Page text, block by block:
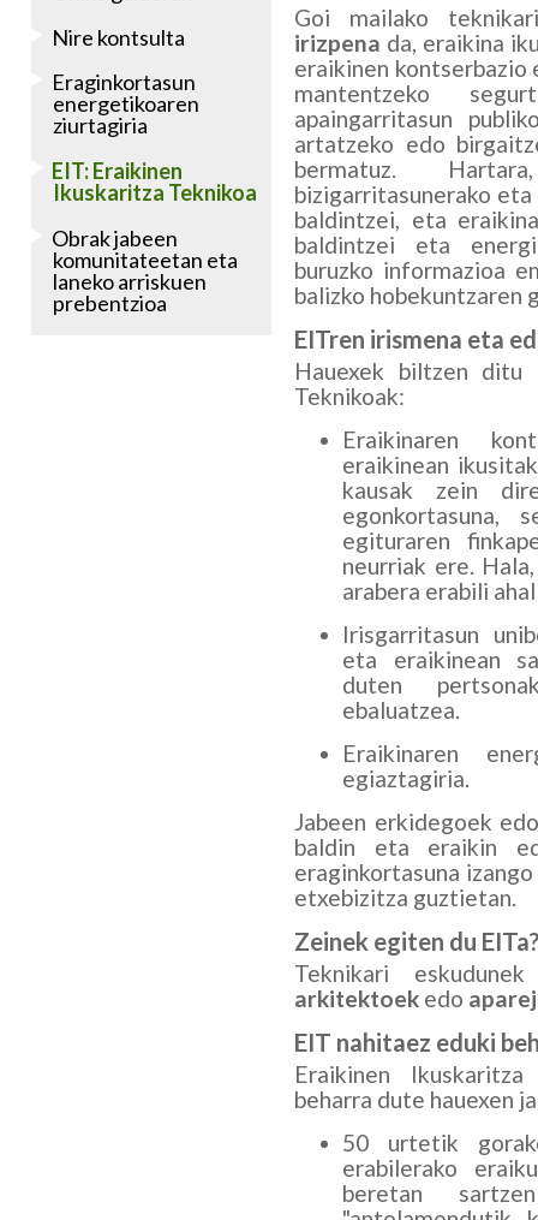
Goi mailako
irizpena da, eraikina
eraikinen kontserbazio
mantentzeko
apaingarritasun
artatzeko edo
bermatuz.
bizigarritasunerako
baldintzei, eta
baldintzei eta
buruzko informazioa
balizko hobekuntzaren
EITren irismena eta
Hauexek biltzen ditu
Teknikoak:
Eraikinaren
eraikinean
kausak zein
egonkortasuna,
egituraren
neurriak ere.
arabera erabili
Irisgarritasun
eta eraikinean
duten
ebaluatzea.
Eraikinaren
egiaztagiria.
Jabeen erkidegoek
baldin eta eraikin
eraginkortasuna
etxebizitza guztietan.
Zeinek egiten du
Teknikari
arkitektoek edo
EIT nahitaez eduki
Eraikinen
beharra dute hauexen
50 urtetik
erabilerako
beretan
Nire kontsulta
Eraginkortasun
energetikoaren
ziurtagiria
EIT: Eraikinen
Ikuskaritza Teknikoa
Obrak jabeen
komunitateetan eta
laneko arriskuen
prebentzioa